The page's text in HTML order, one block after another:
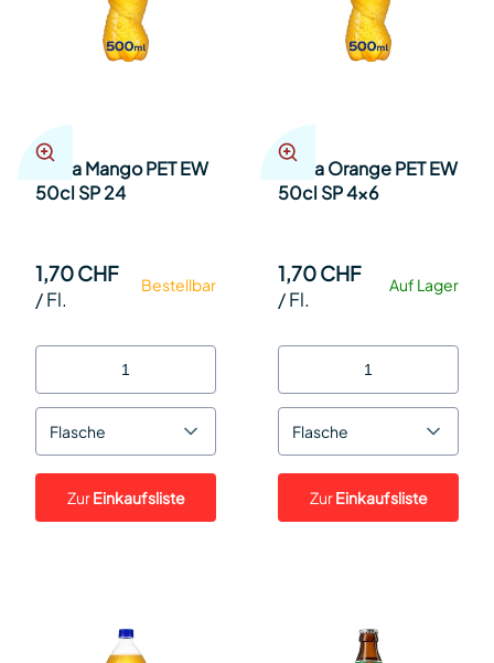
Fanta Mango PET EW
50cl SP 24
Bestellbar
1,70 CHF
/Fl.
Flasche
ZurEinkaufsliste
Fanta Orange PET EW
50cl SP 4x6
Auf Lager
1,70 CHF
/Fl.
Flasche
ZurEinkaufsliste